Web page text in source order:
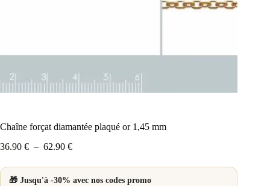
Chaîne forçat diamantée plaqué or 1,45 mm
36.90 € – 62.90 €Plage
prix :
36.90 €
🎁 Jusqu'à -30% avec nos codes promo